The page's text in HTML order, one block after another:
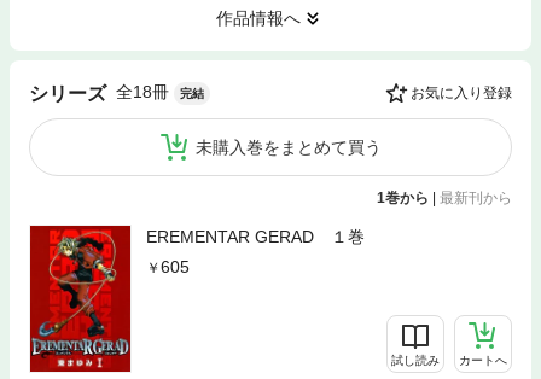
作品情報へ
シリーズ 全18冊 完結 お気に入り登録
未購入巻をまとめて買う
1巻から | 最新刊から
EREMENTAR GERAD １巻
605
試し読み カートへ